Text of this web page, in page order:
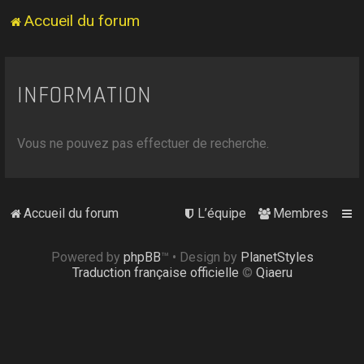
Accueil du forum
INFORMATION
Vous ne pouvez pas effectuer de recherche.
Accueil du forum Membres
L’équipe
Powered by phpBB™ • Design by PlanetStyles
Traduction française officielle © Qiaeru